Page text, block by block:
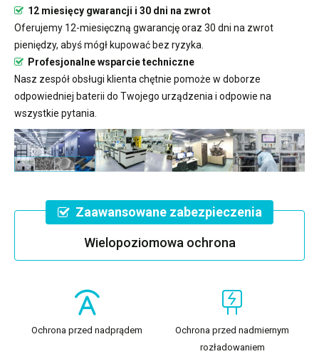
12 miesięcy gwarancji i 30 dni na zwrot
Oferujemy 12-miesięczną gwarancję oraz 30 dni na zwrot
pieniędzy, abyś mógł kupować bez ryzyka.
Profesjonalne wsparcie techniczne
Nasz zespół obsługi klienta chętnie pomoże w doborze
odpowiedniej baterii do Twojego urządzenia i odpowie na
wszystkie pytania.
Zaawansowane zabezpieczenia
Wielopoziomowa ochrona
Ochrona przed nadprądem
Ochrona przed nadmiernym
rozładowaniem